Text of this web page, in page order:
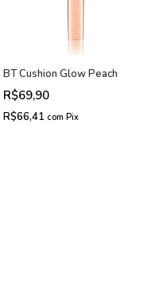
BT Cushion Glow Peach
R$69,90
R$66,41 com Pix